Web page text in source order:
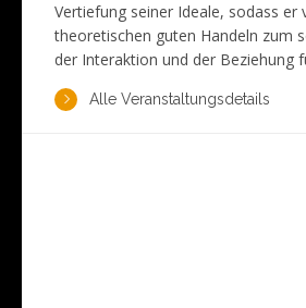
Vertiefung seiner Ideale, sodass er
theoretischen guten Handeln zum
der Interaktion und der Beziehung
Alle Veranstaltungsdetails